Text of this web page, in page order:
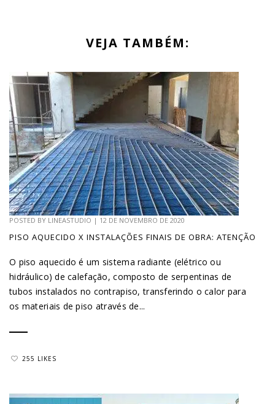
VEJA TAMBÉM:
POSTED BY LINEASTUDIO | 12 DE NOVEMBRO DE 2020
PISO AQUECIDO X INSTALAÇÕES FINAIS DE OBRA: ATENÇÃO
O piso aquecido é um sistema radiante (elétrico ou
hidráulico) de calefação, composto de serpentinas de
tubos instalados no contrapiso, transferindo o calor para
os materiais de piso através de...
255 LIKES